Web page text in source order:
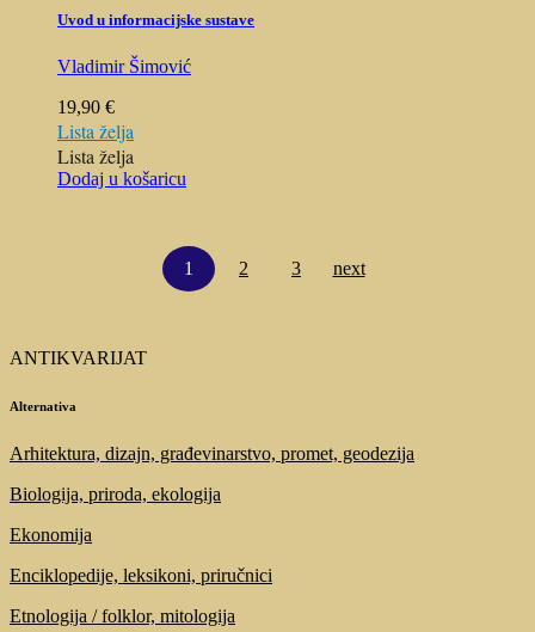
Uvod u informacijske sustave
Vladimir Šimović
19,90 €
Lista želja
Lista želja
Dodaj u košaricu
1 2 3 next
ANTIKVARIJAT
Alternativa
Arhitektura, dizajn, građevinarstvo, promet, geodezija
Biologija, priroda, ekologija
Ekonomija
Enciklopedije, leksikoni, priručnici
Etnologija / folklor, mitologija